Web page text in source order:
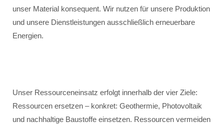
unser Material konsequent. Wir nutzen für unsere Produktion
und unsere Dienstleistungen ausschließlich erneuerbare
Energien.
Unser Ressourceneinsatz erfolgt innerhalb der vier Ziele:
Ressourcen ersetzen – konkret: Geothermie, Photovoltaik
und nachhaltige Baustoffe einsetzen. Ressourcen vermeiden